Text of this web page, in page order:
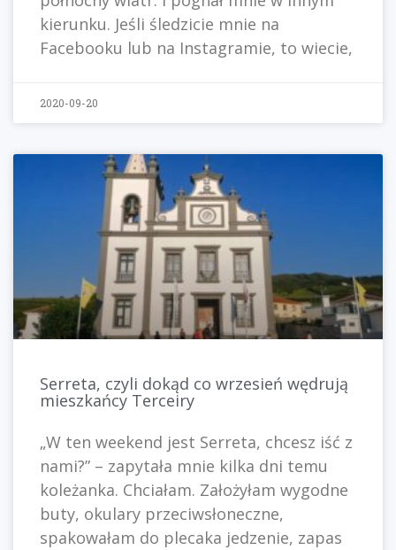
kierunku. Jeśli śledzicie mnie na
Facebooku lub na Instagramie, to wiecie,
2020-09-20
Serreta, czyli dokąd co wrzesień wędrują
mieszkańcy Terceiry
„W ten weekend jest Serreta, chcesz iść z
nami?” – zapytała mnie kilka dni temu
koleżanka. Chciałam. Założyłam wygodne
buty, okulary przeciwsłoneczne,
spakowałam do plecaka jedzenie, zapas